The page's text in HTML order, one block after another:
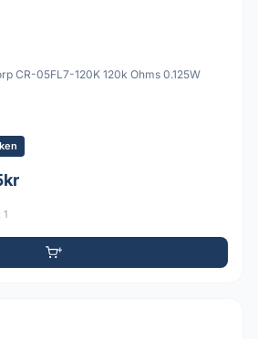
CR-05FL7-120K 120k Ohms 0.125W
1